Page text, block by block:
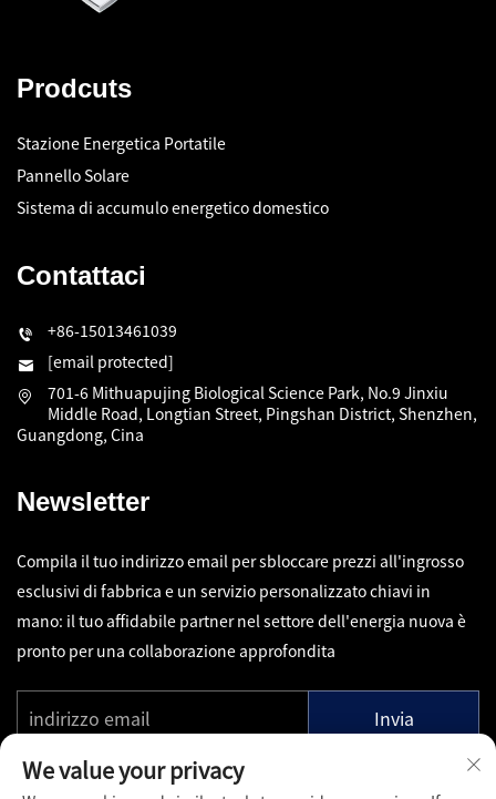
Prodcuts
Stazione Energetica Portatile
Pannello Solare
Sistema di accumulo energetico domestico
Contattaci
+86-15013461039
[email protected]
701-6 Mithuapujing Biological Science Park, No.9 Jinxiu
Middle Road, Longtian Street, Pingshan District, Shenzhen,
Guangdong, Cina
Newsletter
Compila il tuo indirizzo email per sbloccare prezzi all'ingrosso
esclusivi di fabbrica e un servizio personalizzato chiavi in
mano: il tuo affidabile partner nel settore dell'energia nuova è
pronto per una collaborazione approfondita
Invia
We value your privacy